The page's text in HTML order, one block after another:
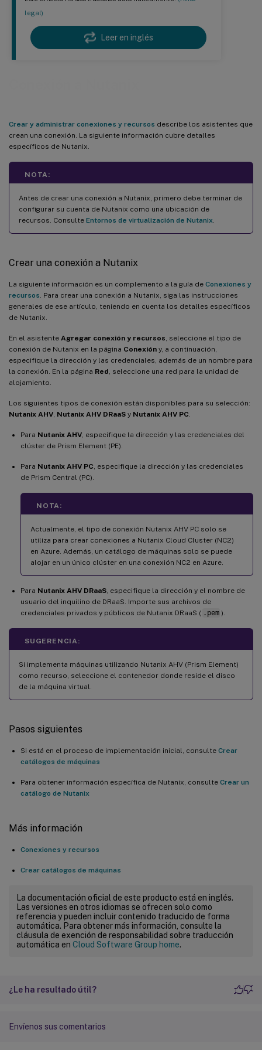
legal)
Leer en inglés
Crear y administrar conexiones y recursos describe los asistentes que
crean una conexión. La siguiente información cubre detalles
específicos de Nutanix.
NOTA:
Antes de crear una conexión a Nutanix, primero debe terminar de
configurar su cuenta de Nutanix como una ubicación de
recursos. Consulte Entornos de virtualización de Nutanix
Crear una conexión a Nutanix
La siguiente información es un complemento a la guía de Conexiones y
recursos . Para crear una conexión a Nutanix, siga las instrucciones
generales de ese artículo, teniendo en cuenta los detalles específicos
de Nutanix.
En el asistente Agregar conexión y recursos , seleccione el tipo de
conexión de Nutanix en la página Conexión y, a continuación,
especifique la dirección y las credenciales, además de un nombre para
la conexión. En la página Red , seleccione una red para la unidad de
alojamiento.
Los siguientes tipos de conexión están disponibles para su selección:
Nutanix AHV Nutanix AHV DRaaS y Nutanix AHV PC
Para Nutanix AHV , especifique la dirección y las credenciales del
clúster de Prism Element (PE).
Para Nutanix AHV PC , especifique la dirección y las credenciales
de Prism Central (PC).
NOTA:
Actualmente, el tipo de conexión Nutanix AHV PC solo se
utiliza para crear conexiones a Nutanix Cloud Cluster (NC2)
en Azure. Además, un catálogo de máquinas solo se puede
alojar en un único clúster en una conexión NC2 en Azure.
Para Nutanix AHV DRaaS , especifique la dirección y el nombre de
usuario del inquilino de DRaaS. Importe sus archivos de
credenciales privados y públicos de Nutanix DRaaS ( .pem ).
SUGERENCIA:
Si implementa máquinas utilizando Nutanix AHV (Prism Element)
como recurso, seleccione el contenedor donde reside el disco
de la máquina virtual.
Pasos siguientes
Si está en el proceso de implementación inicial, consulte Crear
catálogos de máquinas
Para obtener información específica de Nutanix, consulte Crear un
catálogo de Nutanix
Más información
Conexiones y recursos
Crear catálogos de máquinas
La documentación oficial de este producto está en inglés.
Las versiones en otros idiomas se ofrecen solo como
referencia y pueden incluir contenido traducido de forma
automática. Para obtener más información, consulte la
cláusula de exención de responsabilidad sobre traducción
automática en Cloud Software Group home.
¿Le ha resultado útil?
Envíenos sus comentarios